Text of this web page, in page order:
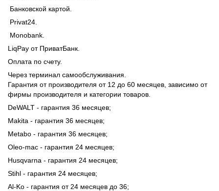
Банковской картой.
Privat24.
Monobank.
LiqPay от ПриватБанк.
Оплата по счету.
Через терминал самообслуживания.
Гарантия от производителя от 12 до 60 месяцев, зависимо от
фирмы производителя и категории товаров.
DeWALT - гарантия 36 месяцев;
Makita - гарантия 36 месяцев;
Metabo - гарантия 36 месяцев;
Oleo-mac - гарантия 24 месяцев;
Husqvarna - гарантия 24 месяцев;
Stihl - гарантия 24 месяцев;
Al-Ko - гарантия от 24 месяцев до 36;